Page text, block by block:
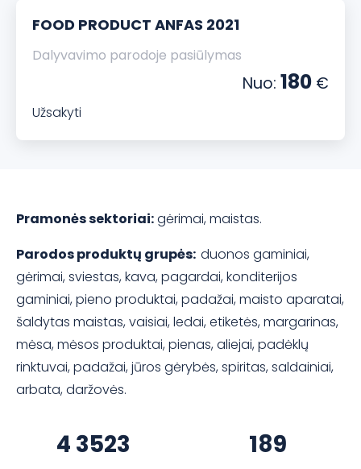
FOOD PRODUCT ANFAS 2021
Dalyvavimo parodoje pasiūlymas
Nuo: 180 €
Užsakyti
Pramonės sektoriai:gėrimai, maistas.
Parodos produktų grupės: duonos gaminiai,
gėrimai, sviestas, kava, pagardai, konditerijos
gaminiai, pieno produktai, padažai, maisto aparatai,
šaldytas maistas, vaisiai, ledai, etiketės, margarinas,
mėsa, mėsos produktai, pienas, aliejai, padėklų
rinktuvai, padažai, jūros gėrybės, spiritas, saldainiai,
arbata, daržovės.
4 3523
189